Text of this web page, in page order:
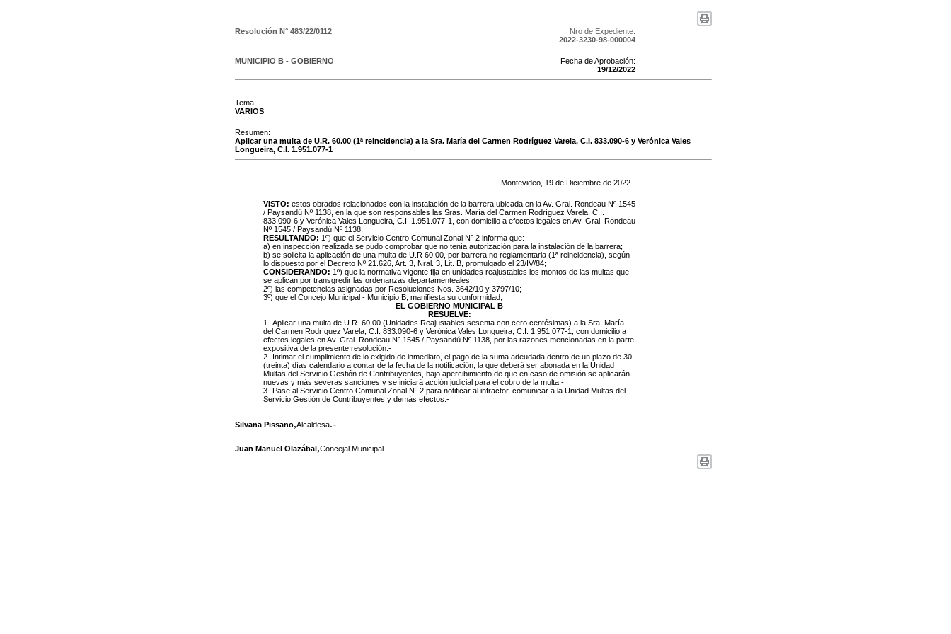
Resolución N° 483/22/0112
Nro de Expediente:
2022-3230-98-000004
MUNICIPIO B - GOBIERNO
Fecha de Aprobación:
19/12/2022
Tema:
VARIOS
Resumen:
Aplicar una multa de U.R. 60.00 (1ª reincidencia) a la Sra. María del Carmen Rodríguez Varela, C.I. 833.090-6 y Verónica Vales
Longueira, C.I. 1.951.077-1
Montevideo, 19 de Diciembre de 2022 .-
VISTO: estos obrados relacionados con la instalación de la barrera ubicada en la Av. Gral. Rondeau Nº 1545
/ Paysandú Nº 1138, en la que son responsables las Sras. María del Carmen Rodríguez Varela, C.I.
833.090-6 y Verónica Vales Longueira, C.I. 1.951.077-1, con domicilio a efectos legales en Av. Gral. Rondeau
Nº 1545 / Paysandú Nº 1138;
RESULTANDO: 1º) que el Servicio Centro Comunal Zonal Nº 2 informa que:
a) en inspección realizada se pudo comprobar que no tenía autorización para la instalación de la barrera;
b) se solicita la aplicación de una multa de U.R 60.00, por barrera no reglamentaria (1ª reincidencia), según
lo dispuesto por el Decreto Nº 21.626, Art. 3, Nral. 3, Lit. B, promulgado el 23/IV/84;
CONSIDERANDO: 1º) que la normativa vigente fija en unidades reajustables los montos de las multas que
se aplican por transgredir las ordenanzas departamenteales;
2º) las competencias asignadas por Resoluciones Nos. 3642/10 y 3797/10;
3º) que el Concejo Municipal - Municipio B, manifiesta su conformidad;
EL GOBIERNO MUNICIPAL B
RESUELVE:
1.-Aplicar una multa de U.R. 60.00 (Unidades Reajustables sesenta con cero centésimas) a la Sra. María
del Carmen Rodríguez Varela, C.I. 833.090-6 y Verónica Vales Longueira, C.I. 1.951.077-1, con domicilio a
efectos legales en Av. Gral. Rondeau Nº 1545 / Paysandú Nº 1138, por las razones mencionadas en la parte
expositiva de la presente resolución.-
2.-Intimar el cumplimiento de lo exigido de inmediato, el pago de la suma adeudada dentro de un plazo de 30
(treinta) días calendario a contar de la fecha de la notificación, la que deberá ser abonada en la Unidad
Multas del Servicio Gestión de Contribuyentes, bajo apercibimiento de que en caso de omisión se aplicarán
nuevas y más severas sanciones y se iniciará acción judicial para el cobro de la multa.-
3.-Pase al Servicio Centro Comunal Zonal Nº 2 para notificar al infractor, comunicar a la Unidad Multas del
Servicio Gestión de Contribuyentes y demás efectos.-
Silvana Pissano,Alcaldesa.-
Juan Manuel Olazábal,Concejal Municipal